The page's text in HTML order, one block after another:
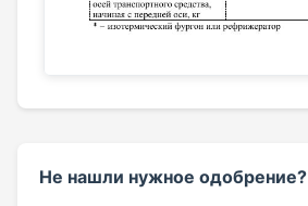
Не нашли нужное одобрение?